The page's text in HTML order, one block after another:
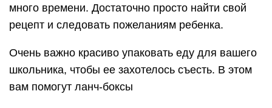
много времени. Достаточно просто найти свой
рецепт и следовать пожеланиям ребенка.
Очень важно красиво упаковать еду для вашего
школьника, чтобы ее захотелось съесть. В этом
вам помогут ланч-боксы